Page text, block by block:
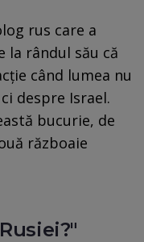
rus care a
la rândul său că
când lumea nu
despre Israel.
bucurie, de
războaie